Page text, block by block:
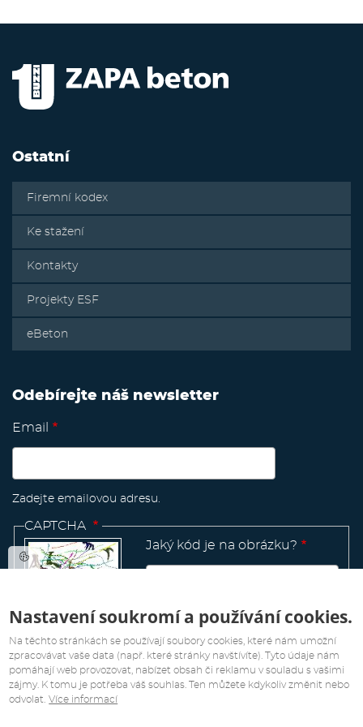
Ostatní
Firemní kodex
Ke stažení
Kontakty
Projekty ESF
eBeton
Odebírejte náš newsletter
Email
Zadejte emailovou adresu.
CAPTCHA
Jaký kód je na obrázku?
Manage
existing
Nastavení soukromí a používání cookies.
Na těchto stránkách se používají soubory cookies, které nám umožní
zpracovávat vaše data (např. které stránky navštívíte). Tyto údaje nám
pomáhají web provozovat, nabízet obsah či reklamu v souladu s vašimi
zájmy. K tomu je potřeba váš souhlas. Ten můžete kdykoliv změnit nebo
odvolat.
Více informací